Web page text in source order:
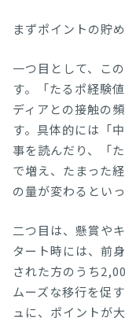
まずポイントの貯
一つ目として、こ
す。「たるポ経験
ディアとの接触の
す。具体的には「
事を読んだり、「
で増え、たまった
の量が変わるとい
二つ目は、懸賞や
タート時には、前
された方のうち
ムーズな移行を促
ュに、ポイントが